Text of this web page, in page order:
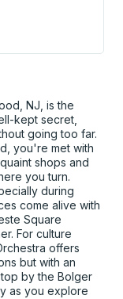
NJ, is the
kept secret,
going too far.
you're met with
shops and
you turn.
during
come alive with
Square
For culture
offers
but with an
by the Bolger
as you explore